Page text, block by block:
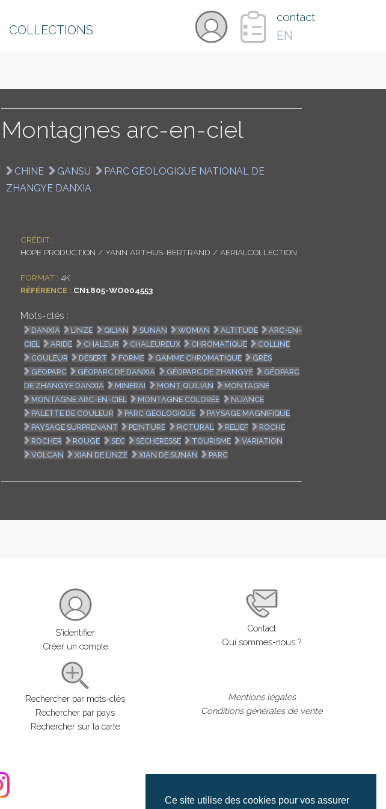
Ce site utilise des cookies pour vos assurer
COLLECTIONS
contact
EN
Montagnes arc-en-ciel
CHINE GANSU
PARC GÉOLOGIQUE NATIONAL DE
ZHANGYE DANXIA
CRÉDIT :
HOPE PRODUCTION / YANN ARTHUS-BERTRAND / AERIALCOLLECTION
FORMAT : 4K
RÉFÉRENCE : CN1805-WO004553
Mots-clés :
DANXIA LINZE QILIAN SUNAN WOMAN ALTITUDE
ARC-EN-
CIEL
ARIDE CHALEUR CHALEUREUX CHROMATIQUE
COLLINE
COULEUR
DÉSERT FORME GAMME CHROMATIQUE
GRÈS
GÉOPARC
GÉOPARC DE DANXIA GÉOPARC DE ZHANGYE
GÉOPARC
DE ZHANGYE DANXIA
MINERAI MONT QUILIAN
MONTAGNE
MONTAGNE ARC-EN-CIEL
MONTAGNE COLORÉE
NUANCE
PALETTE DE COULEUR
PARC GÉOLOGIQUE
PAYSAGE MAGNIFIQUE
PAYSAGE SURPRENANT
PEINTURE PICTURAL RELIEF
ROCHE
ROCHER
ROUGE SEC SÉCHERESSE TOURISME
VARIATION
VOLCAN
XIAN DE LINZE XIAN DE SUNAN PARC
S'identifier
Créer un compte
Rechercher par mots-clés
Rechercher par pays
Rechercher sur la carte
Contact
Qui sommes-nous ?
Mentions légales
Conditions générales de vente